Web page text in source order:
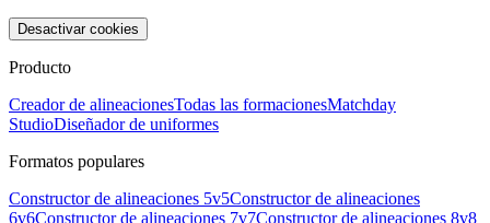
Desactivar cookies
Producto
Creador de alineacionesTodas las formacionesMatchday
StudioDiseñador de uniformes
Formatos populares
Constructor de alineaciones 5v5Constructor de alineaciones
6v6Constructor de alineaciones 7v7Constructor de alineaciones 8v8